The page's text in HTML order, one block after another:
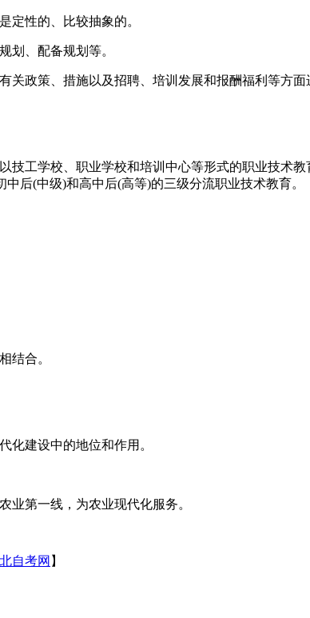
定性的、比较抽象的。
划、配备规划等。
政策、措施以及招聘、培训发展和报酬福利等方面
技工学校、职业学校和培训中心等形式的职业技术
后(中级)和高中后(高等)的三级分流职业技术教育。
结合。
化建设中的地位和作用。
业第一线，为农业现代化服务。
自考网 】